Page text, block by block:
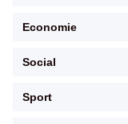
Economie
Social
Sport